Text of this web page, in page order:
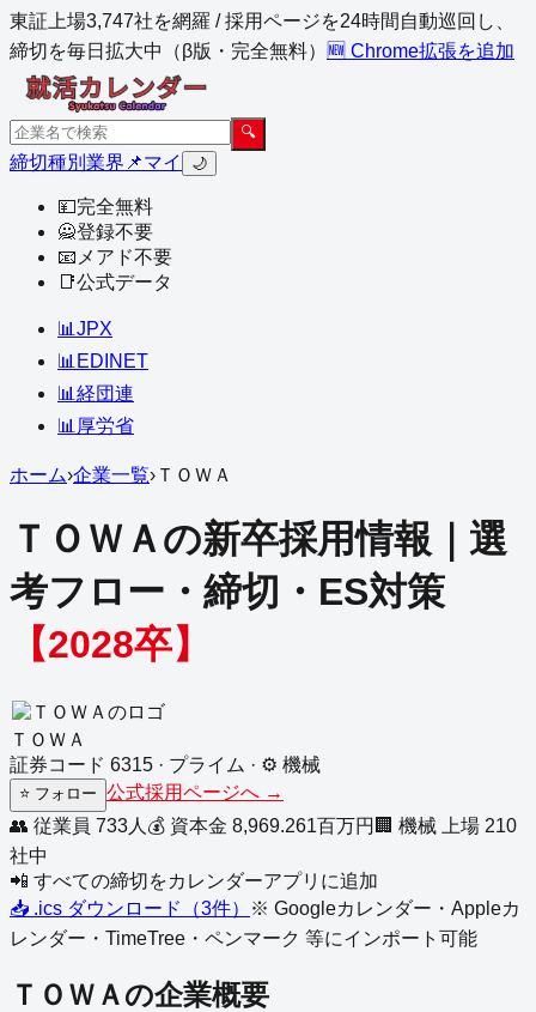
東証上場3,747社を網羅 / 採用ページを24時間自動巡回し、
締切を毎日拡大中（β版・完全無料）
🆕 Chrome拡張を追加
🔍
締切種別 業界 📌マイ 🌙
💴完全無料
🙅登録不要
📧 メアド不要
📑公式データ
📊 JPX
📊 EDINET
📊 経団連
📊 厚労省
ホーム›企業一覧› ＴＯＷＡ
ＴＯＷＡの新卒採用情報｜選
考フロー・締切・ES対策
【2028卒】
ＴＯＷＡ
証券コード 6315 · プライム · ⚙️ 機械
⭐ フォロー 公式採用ページへ →
👥 従業員 733人 💰 資本金 8,969.261百万円 🏢 機械 上場 210
社中
📲 すべての締切をカレンダーアプリに追加
📥 .ics ダウンロード（3件）
※ Googleカレンダー・Appleカ
レンダー・TimeTree・ペンマーク 等にインポート可能
ＴＯＷＡの企業概要